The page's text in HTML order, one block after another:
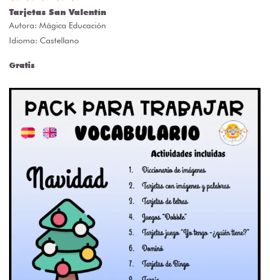
Tarjetas San Valentín
Autora: Mágica Educación
Idioma: Castellano
Gratis